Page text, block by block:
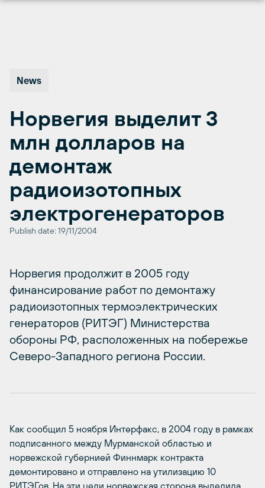
News
Норвегия выделит 3
млн долларов на
демонтаж
радиоизотопных
электрогенераторов
Publish date: 19/11/2004
Норвегия продолжит в 2005 году
финансирование работ по демонтажу
радиоизотопных термоэлектрических
генераторов (РИТЭГ) Министерства
обороны РФ, расположенных на побережье
Северо-Западного региона России.
Как сообщил 5 ноября Интерфакс, в 2004 году в рамках
подписанного между Мурманской областью и
норвежской губернией Финнмарк контракта
демонтировано и отправлено на утилизацию 10
РИТЭГов. На эти цели норвежская сторона выделила